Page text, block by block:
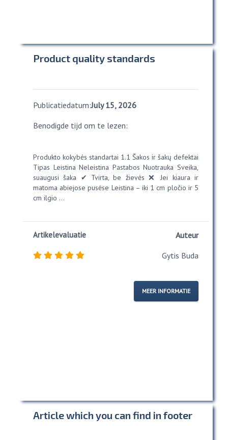
Product quality standards
Publicatiedatum:July 15, 2026
Benodigde tijd om te lezen:
Produkto kokybės standartai 1.1 Šakos ir šakų defektai
Tipas Leistina Neleistina Pastabos Nuotrauka Sveika,
suaugusi šaka ✔ Tvirta, be žievės ❌ Jei kiaura ir
matoma abiejose pusėse Leistina – iki 1 cm pločio ir 5
cm ilgio ...
Artikelevaluatie
Auteur
Gytis Buda
MEER INFORMATIE
Article which you can find in footer